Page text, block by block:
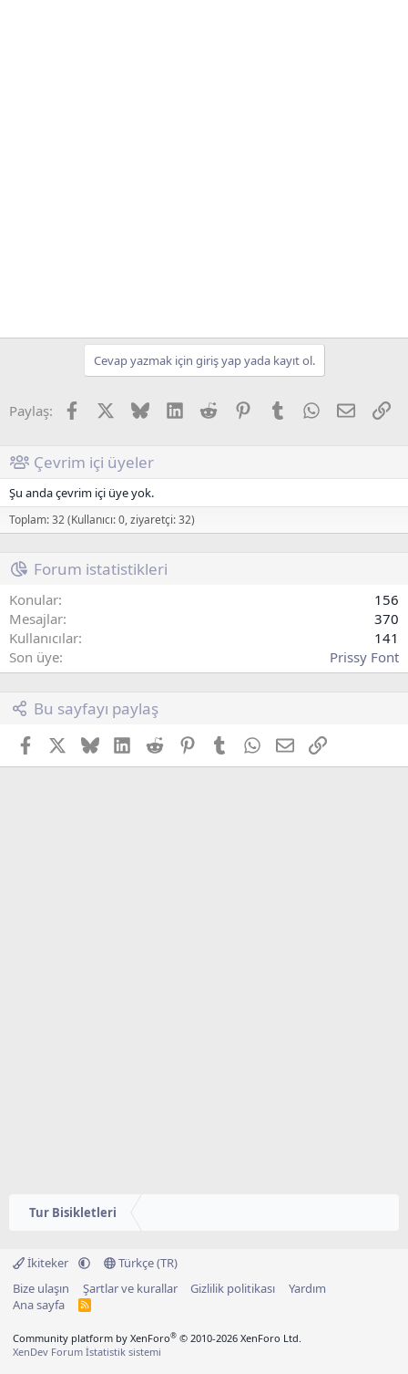
Cevap yazmak için giriş yap yada kayıt ol.
Paylaş: FacebookX (Twitter)
BlueskyLinkedInReddit PinterestTumblr WhatsApp
E-posta
Çevrim içi üyeler
Şu anda çevrim içi üye yok.
Toplam: 32 (Kullanıcı: 0, ziyaretçi: 32)
Forum istatistikleri
Konular
156
Mesajlar
370
Kullanıcılar
141
Son üye
Prissy Font
Bu sayfayı paylaş
FacebookX (Twitter)
BlueskyLinkedInReddit PinterestTumblr WhatsApp
E-postaLink
Tur Bisikletleri
İkiteker
Türkçe (TR)
Bize ulaşın
Şartlar ve kurallar Gizlilik politikası
Yardım
Ana sayfa
R
Community platform by XenForo® © 2010-2026 XenForo Ltd.
XenDev Forum İstatistik sistemi